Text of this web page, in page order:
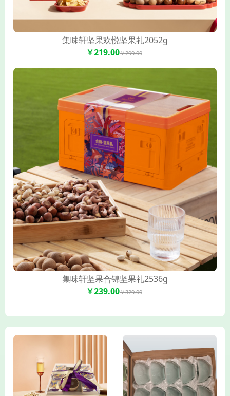
集味轩坚果欢悦坚果礼2052g
￥219.00￥299.00
集味轩坚果合锦坚果礼2536g
￥239.00￥329.00